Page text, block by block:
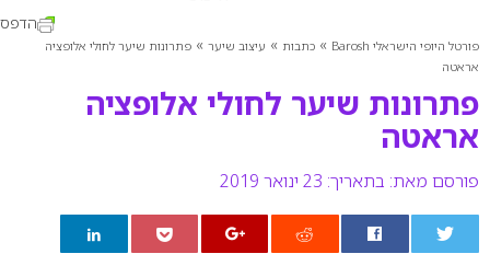
פורטל היופי הישראלי Barosh » כתבות » עיצוב שיער » פתרונות שיער לחולי אלופציה
אראטה
פתרונות שיער לחולי אלופציה
אראטה
פורסם מאת: בתאריך: 23 ינואר 2019
הדפס